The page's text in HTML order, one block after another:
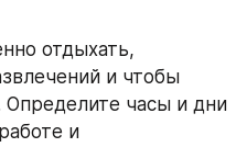
отдыхать,
и чтобы
Определите часы и дни
и